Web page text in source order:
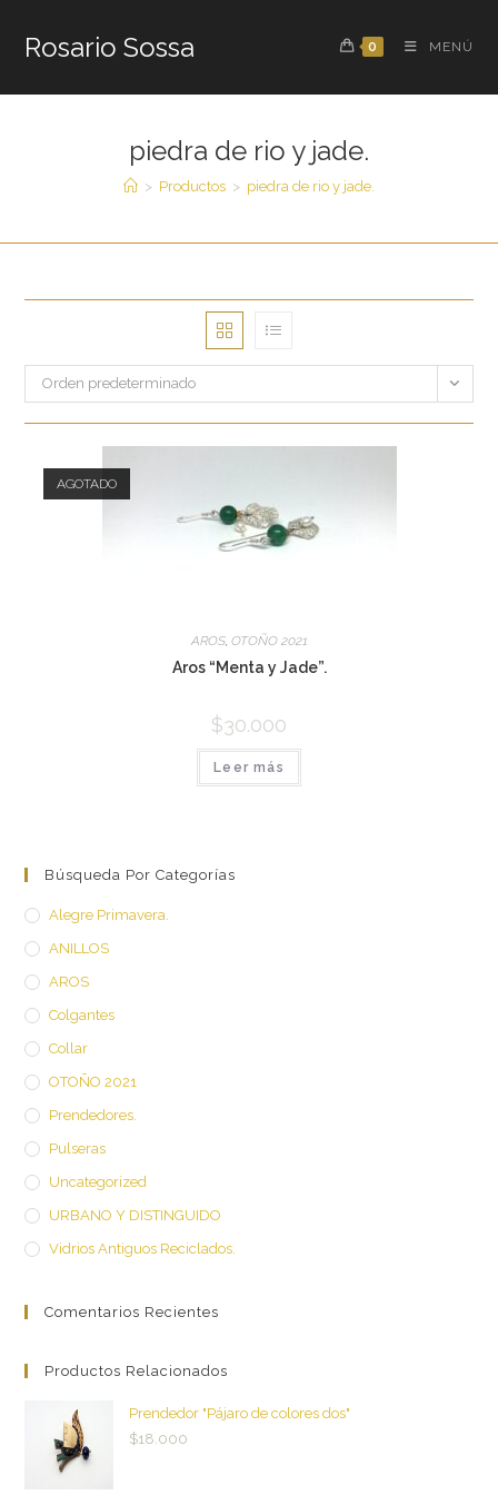
Rosario Sossa 0 MENÚ
piedra de rio y jade.
> Productos > piedra de rio y jade.
Orden predeterminado
AGOTADO
AROS, OTOÑO 2021
Aros “Menta y Jade”.
$30.000
Leer más
Búsqueda Por Categorías
Alegre Primavera.
ANILLOS
AROS
Colgantes
Collar
OTOÑO 2021
Prendedores.
Pulseras
Uncategorized
URBANO Y DISTINGUIDO
Vidrios Antiguos Reciclados.
Comentarios Recientes
Productos Relacionados
Prendedor "Pájaro de colores dos"
$18.000